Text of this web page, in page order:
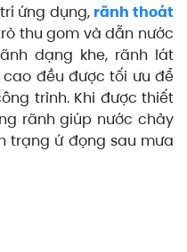
ứng dụng, rãnh thoát
thu gom và dẫn nước
dạng khe, rãnh lát
đều được tối ưu để
trình. Khi được thiết
rãnh giúp nước chảy
trạng ứ đọng sau mưa